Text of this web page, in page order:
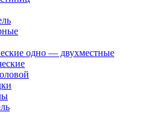
одно — двухместные